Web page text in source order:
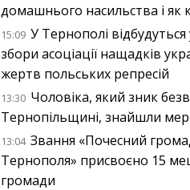
домашнього насильства і як
15:09 У Тернополі відбудуться
збори асоціації нащадків
жертв польських репресій
13:30 Чоловіка, який зник
Тернопільщині, знайшли
13:04 Звання «Почесний
Тернополя» присвоєно 15
громади